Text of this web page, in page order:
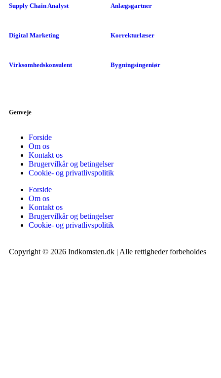
Supply Chain Analyst Anlægsgartner
Digital Marketing Korrekturlæser
Virksomhedskonsulent Bygningsingeniør
Genveje
Forside
Om os
Kontakt os
Brugervilkår og betingelser
Cookie- og privatlivspolitik
Forside
Om os
Kontakt os
Brugervilkår og betingelser
Cookie- og privatlivspolitik
Copyright © 2026 Indkomsten.dk | Alle rettigheder forbeholdes